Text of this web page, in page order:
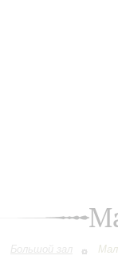
Большой зал